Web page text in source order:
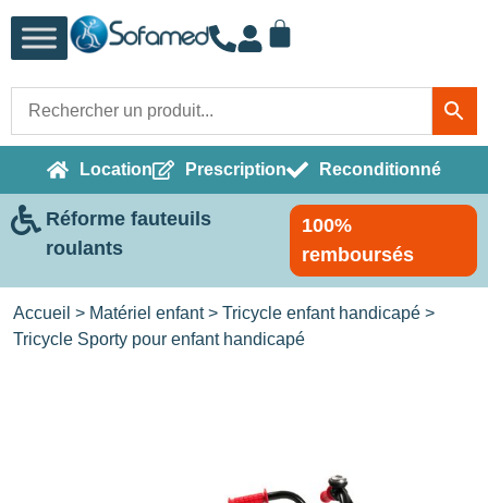
Location Prescription Reconditionné
Réforme fauteuils
roulants
100%
remboursés
Accueil > Matériel enfant> Tricycle enfant handicapé >
Tricycle Sporty pour enfant handicapé